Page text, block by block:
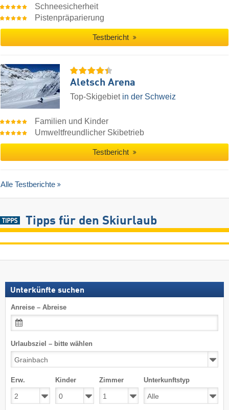
Schneesicherheit
Pistenpräparierung
Testbericht
Aletsch Arena
Top-Skigebiet in der Schweiz
Familien und Kinder
Umweltfreundlicher Skibetrieb
Testbericht
Alle Testberichte
Tipps für den Skiurlaub
Unterkünfte suchen
Anreise – Abreise
Urlaubsziel – bitte wählen
Erw. Kinder Zimmer Unterkunftstyp